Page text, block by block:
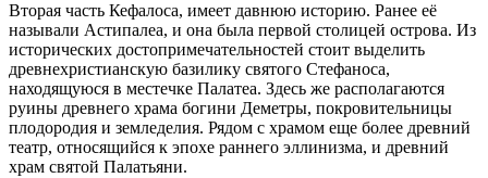
Вторая часть Кефалоса, имеет давнюю историю. Ранее её
называли Астипалеа, и она была первой столицей острова. Из
исторических достопримечательностей стоит выделить
древнехристианскую базилику святого Стефаноса,
находящуюся в местечке Палатеа. Здесь же располагаются
руины древнего храма богини Деметры, покровительницы
плодородия и земледелия. Рядом с храмом еще более древний
театр, относящийся к эпохе раннего эллинизма, и древний
храм святой Палатьяни.